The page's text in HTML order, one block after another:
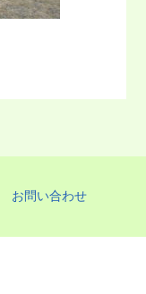
お問い合わせ